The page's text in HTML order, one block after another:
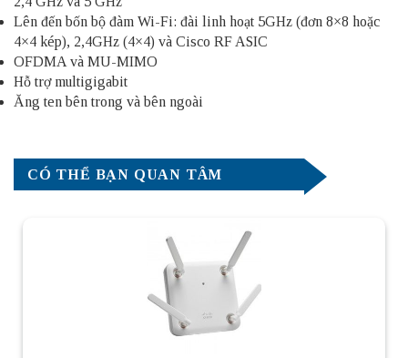
Lên đến bốn bộ đàm Wi-Fi: đài linh hoạt 5GHz (đơn 8×8 hoặc
4×4 kép), 2,4GHz (4×4) và Cisco RF ASIC
OFDMA và MU-MIMO
Hỗ trợ multigigabit
Ăng ten bên trong và bên ngoài
CÓ THỂ BẠN QUAN TÂM